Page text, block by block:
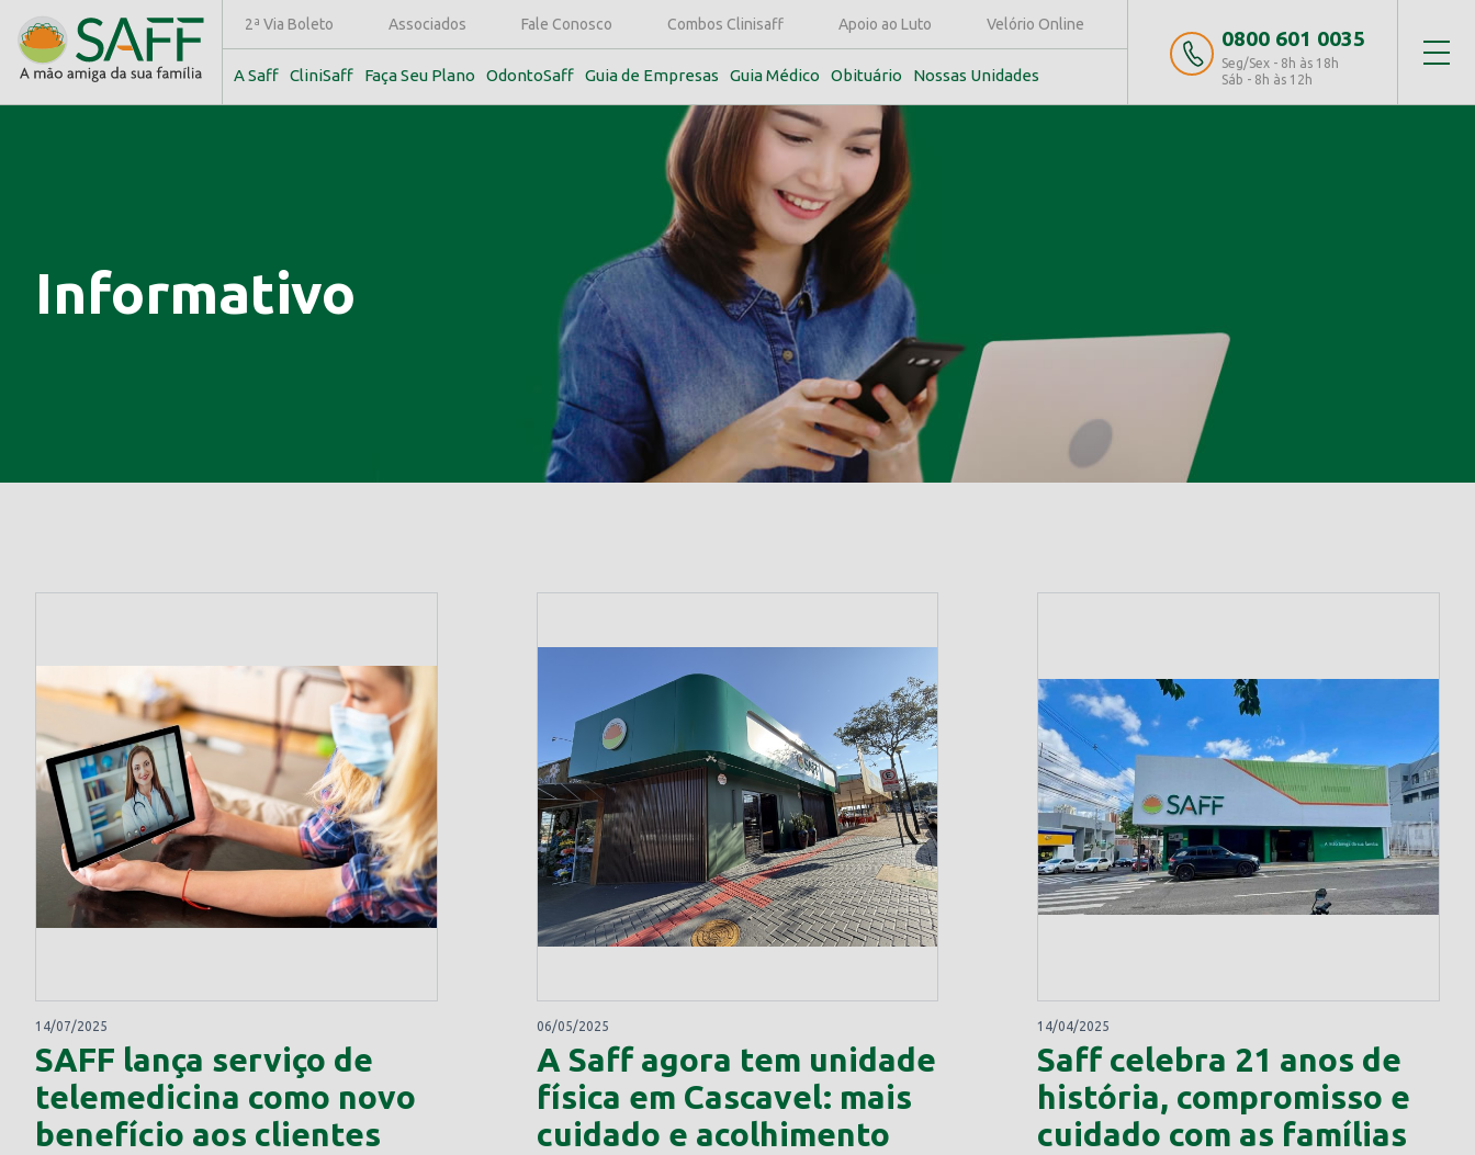
2ª Via Boleto Associados Fale Conosco Combos Clinisaff Apoio ao Luto Velório Online
A Saff CliniSaff Faça Seu Plano OdontoSaff Guia de Empresas Guia Médico Obituário Nossas Unidades
0800 601 0035
Seg/Sex - 8h às 18h
Sáb - 8h às 12h
Informativo
14/07/2025
SAFF lança serviço de
telemedicina como novo
benefício aos clientes
06/05/2025
A Saff agora tem unidade
física em Cascavel: mais
cuidado e acolhimento
14/04/2025
Saff celebra 21 anos de
história, compromisso e
cuidado com as famílias